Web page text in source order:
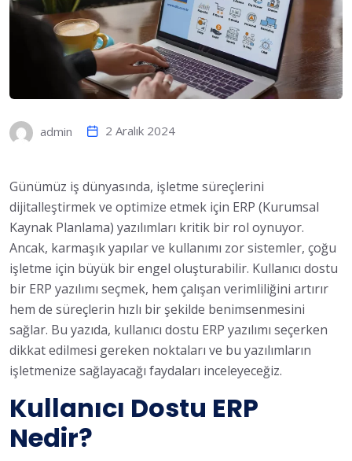
admin 2 Aralık 2024
Günümüz iş dünyasında, işletme süreçlerini
dijitalleştirmek ve optimize etmek için ERP (Kurumsal
Kaynak Planlama) yazılımları kritik bir rol oynuyor.
Ancak, karmaşık yapılar ve kullanımı zor sistemler, çoğu
işletme için büyük bir engel oluşturabilir. Kullanıcı dostu
bir ERP yazılımı seçmek, hem çalışan verimliliğini artırır
hem de süreçlerin hızlı bir şekilde benimsenmesini
sağlar. Bu yazıda, kullanıcı dostu ERP yazılımı seçerken
dikkat edilmesi gereken noktaları ve bu yazılımların
işletmenize sağlayacağı faydaları inceleyeceğiz.
Kullanıcı Dostu ERP
Nedir?